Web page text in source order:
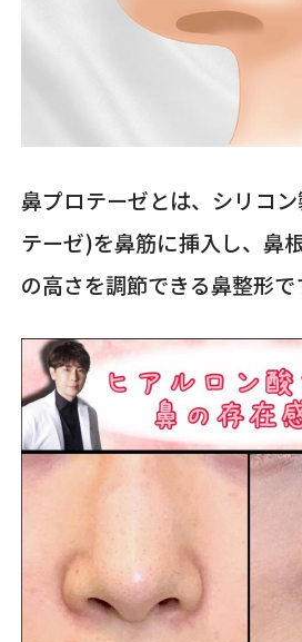
鼻プロテーゼとは、シリコ
テーゼ)を鼻筋に挿入し、鼻
の高さを調節できる鼻整形で